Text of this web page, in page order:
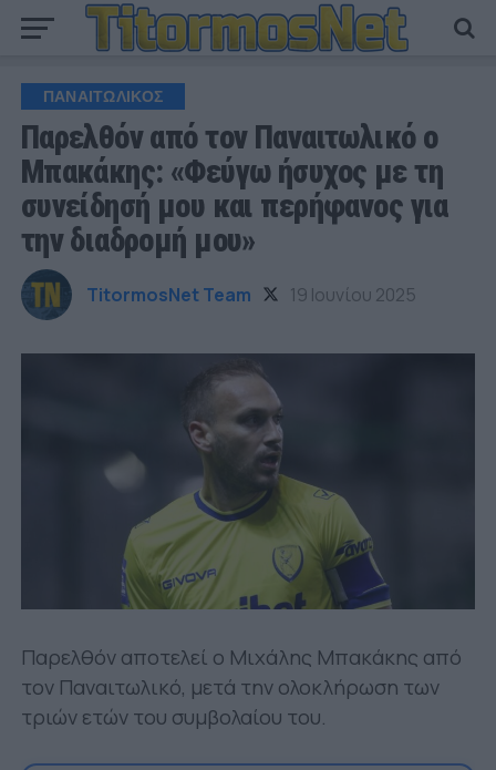
ΠΑΝΑΙΤΩΛΙΚΟΣ
Παρελθόν από τον Παναιτωλικό ο
Μπακάκης: «Φεύγω ήσυχος με τη
συνείδησή μου και περήφανος για
την διαδρομή μου»
TitormosNet Team 19 Ιουνίου 2025
Παρελθόν αποτελεί ο Μιχάλης Μπακάκης από
τον Παναιτωλικό, μετά την ολοκλήρωση των
τριών ετών του συμβολαίου του.